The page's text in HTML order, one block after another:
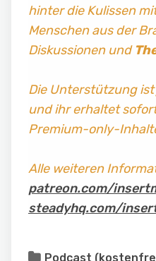
hinter die Kulissen
Menschen aus der
Diskussionen und
Die Unterstützung ist
und ihr erhaltet
Premium-only-
Alle weiteren
patreon.com/
steadyhq.com/
Podcast